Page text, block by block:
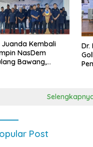
Juanda Kembali
NasDem
Bawang,
Dr.
Post